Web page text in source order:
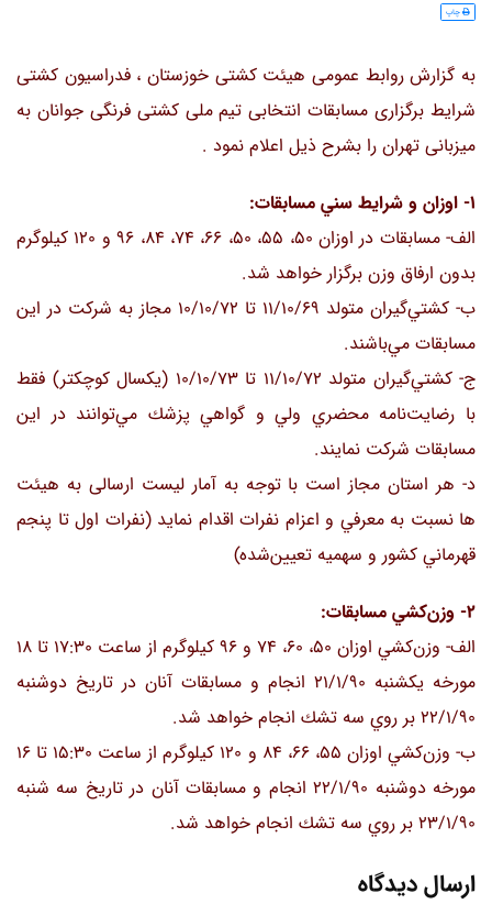
چاپ
به گزارش روابط عمومی هیئت کشتی خوزستان ، فدراسیون کشتی
شرایط برگزاری مسابقات انتخابی تیم ملی کشتی فرنگی جوانان به
میزبانی تهران را بشرح ذیل اعلام نمود .
1- اوزان و شرايط سني مسابقات:
الف- مسابقات در اوزان 50، 55، 50، 66، 74، 84، 96 و 120 كيلوگرم
بدون ارفاق وزن برگزار خواهد شد.
ب- كشتي‌گيران متولد 11/10/69 تا 10/10/72 مجاز به شركت در اين
مسابقات مي‌باشند.
ج- كشتي‌گيران متولد 11/10/72 تا 10/10/73 (يكسال كوچكتر) فقط
با رضايت‌نامه محضري ولي و گواهي پزشك مي‌توانند در اين
مسابقات شركت نمايند.
د- هر استان مجاز است با توجه به آمار ليست ارسالی به هیئت
ها نسبت به معرفي و اعزام نفرات اقدام نمايد (نفرات اول تا پنجم
قهرماني كشور و سهميه تعيين‌شده)
2- وزن‌كشي مسابقات:
الف- وزن‌كشي اوزان 50، 60، 74 و 96 كيلوگرم از ساعت 17:30 تا 18
مورخه يكشنبه 21/1/90 انجام و مسابقات آنان در تاريخ دو‌شنبه
22/1/90 بر روي سه تشك انجام خواهد شد.
ب- وزن‌كشي اوزان 55، 66، 84 و 120 كيلوگرم از ساعت 15:30 تا 16
مورخه دوشنبه 22/1/90 انجام و مسابقات آنان در تاريخ سه شنبه
23/1/90 بر روي سه تشك انجام خواهد شد.
ارسال دیدگاه